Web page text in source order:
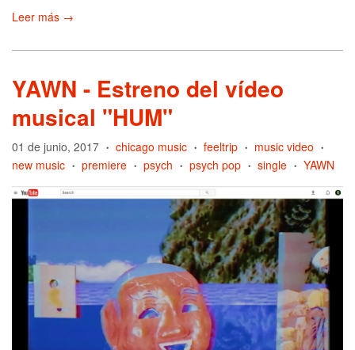
Leer más →
YAWN - Estreno del vídeo
musical "HUM"
01 de junio, 2017 • chicago music • feeltrip • music video •
new music • premiere • psych • psych pop • single • YAWN